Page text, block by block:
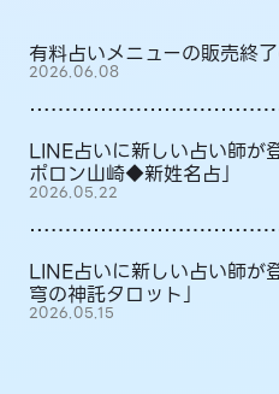
有料占いメニューの販売終
2026.06.08
LINE占いに新しい占い師が
ポロン山崎◆新姓名占」
2026.05.22
LINE占いに新しい占い師
穹の神託タロット」
2026.05.15